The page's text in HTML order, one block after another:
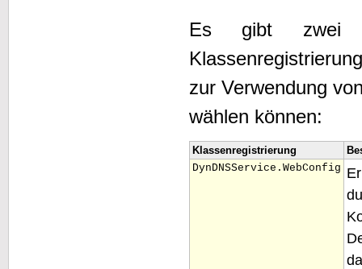
Es gibt zwei
zur Verwendung
wählen können:
Klassenregistrierung
DynDNSService.WebConfig